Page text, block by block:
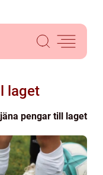
laget
pengar till laget